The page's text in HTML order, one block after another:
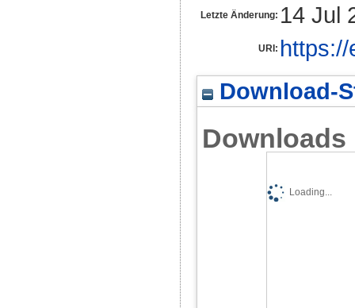
Letzte Änderung: 14 Jul
URI:
Download-
Downloads
Loading...